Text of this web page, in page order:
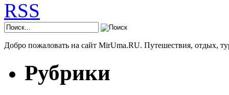
Добро пожаловать на сайт MirUma.RU. Путешествия, отдых,
Рубрики